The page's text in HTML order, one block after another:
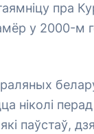
таямніцу пра
у 2000-м
ніколі
паўстаў,